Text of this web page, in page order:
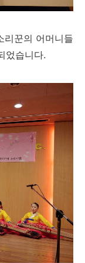
리꾼의 어머니들
었습니다.